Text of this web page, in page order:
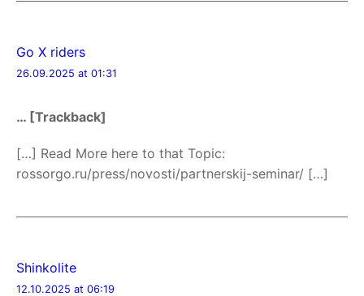
Go X riders
26.09.2025 at 01:31
… [Trackback]
[…] Read More here to that Topic:
rossorgo.ru/press/novosti/partnerskij-seminar/ […]
Shinkolite
12.10.2025 at 06:19